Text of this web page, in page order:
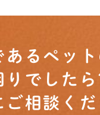
あるペッ
りでしたら
ご相談くだ